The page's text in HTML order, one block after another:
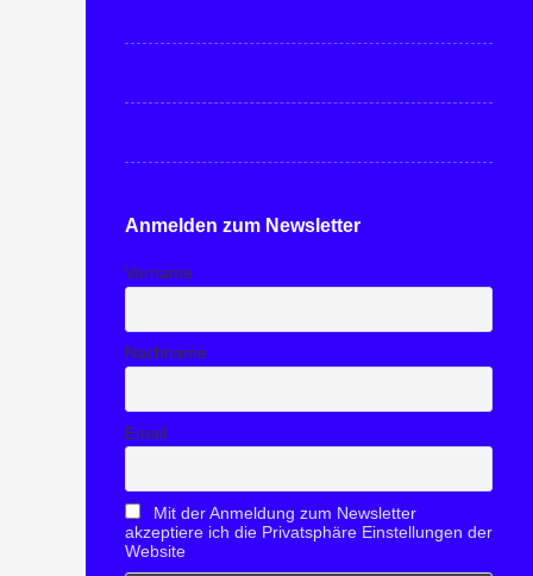
Anmelden zum Newsletter
Vorname
Nachname
Email
Mit der Anmeldung zum Newsletter
akzeptiere ich die Privatsphäre Einstellungen der
Website